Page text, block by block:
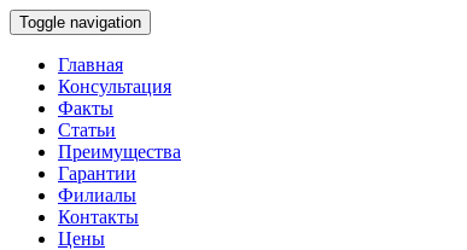
Toggle navigation
Главная
Консультация
Факты
Статьи
Преимущества
Гарантии
Филиалы
Контакты
Цены